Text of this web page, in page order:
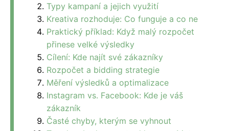
Typy kampaní a jejich využití
Kreativa rozhoduje: Co funguje a co ne
Praktický příklad: Když malý rozpočet
přinese velké výsledky
Cílení: Kde najít své zákazníky
Rozpočet a bidding strategie
Měření výsledků a optimalizace
Instagram vs. Facebook: Kde je váš
zákazník
Časté chyby, kterým se vyhnout